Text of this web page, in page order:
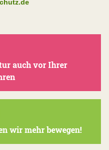
auch vor Ihrer
wir mehr bewegen!